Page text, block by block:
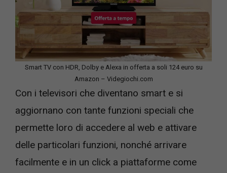
Smart TV con HDR, Dolby e Alexa in offerta a soli 124 euro su
Amazon – Videgiochi.com
Con i televisori che diventano smart e si
aggiornano con tante funzioni speciali che
permette loro di accedere al web e attivare
delle particolari funzioni, nonché arrivare
facilmente e in un click a piattaforme come